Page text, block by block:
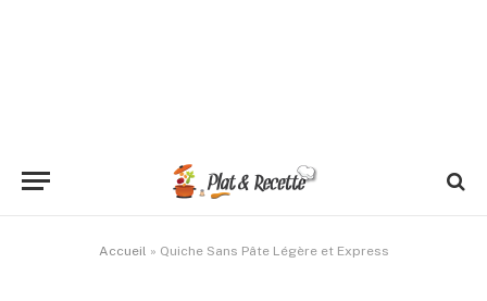
Accueil » Quiche Sans Pâte Légère et Express